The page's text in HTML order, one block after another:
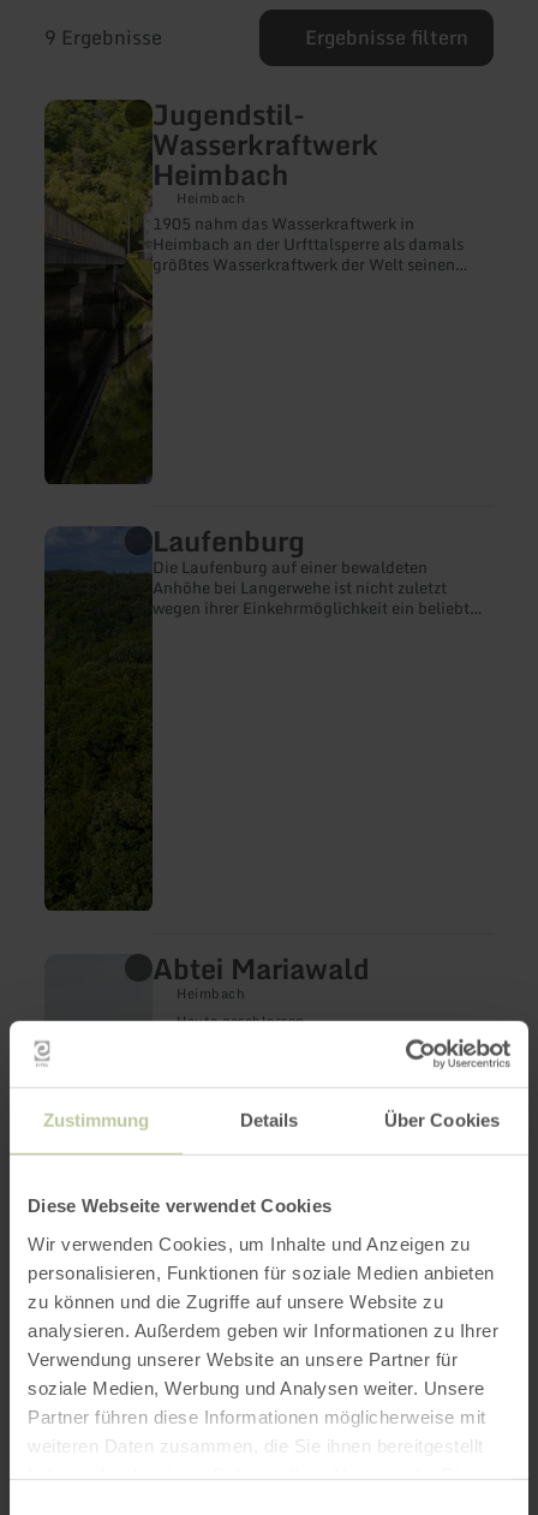
Zustimmung Details Über Cookies
Diese Webseite verwendet Cookies
Wir verwenden Cookies, um Inhalte und Anzeigen zu
personalisieren, Funktionen für soziale Medien anbieten
zu können und die Zugriffe auf unsere Website zu
analysieren. Außerdem geben wir Informationen zu Ihrer
Verwendung unserer Website an unsere Partner für
soziale Medien, Werbung und Analysen weiter. Unsere
Partner führen diese Informationen möglicherweise mit
weiteren Daten zusammen, die Sie ihnen bereitgestellt
9 Ergebnisse Ergebnisse filtern
Jugendstil-
Wasserkraftwerk
Heimbach
Heimbach
1905 nahm das Wasserkraftwerk in
Heimbach an der Urfttalsperre als damals
größtes Wasserkraftwerk der Welt seinen
mehr
erfahren
zu:
Jugendstil-
Wasserkraftwerk
Heimbach
Laufenburg
Die Laufenburg auf einer bewaldeten
Anhöhe bei Langerwehe ist nicht zuletzt
wegen ihrer Einkehrmöglichkeit ein beliebtes
zu:
Abtei Mariawald
Heimbach
Heute geschlossen
jahrhunderteralter Tradition ist ein Ort der
Stille und der geistigen Einkehr.
Abtei
Mariawald
Zitadelle Jülich
Die historische Festungsstadt Jülich mit
ihrer Zitadelle ist heute eine weit über die
mehr
erfahren
zu:
Zitadelle